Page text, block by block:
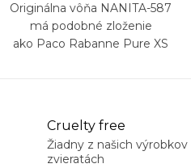
Originálna vôňa NANITA-587
má podobné zloženie
ako Paco Rabanne Pure XS
Cruelty free
Žiadny z našich
zvieratách